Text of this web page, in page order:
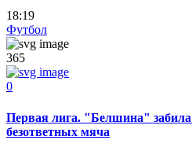
18:19
Футбол
365
0
Первая лига. "Белшина"
безответных мяча